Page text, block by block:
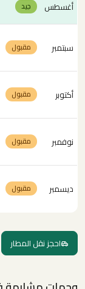
أغسطس
جيد
سبتمبر مقبول
أكتوبر مقبول
نوفمبر مقبول
ديسمبر مقبول
احجز نقل المطار